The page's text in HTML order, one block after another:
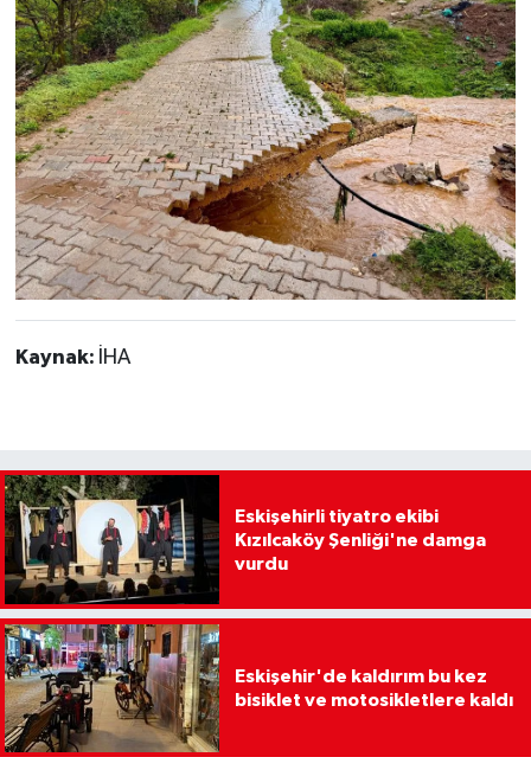
Kaynak: İHA
Eskişehirli tiyatro ekibi
Kızılcaköy Şenliği'ne damga
vurdu
Eskişehir'de kaldırım bu kez
bisiklet ve motosikletlere kaldı